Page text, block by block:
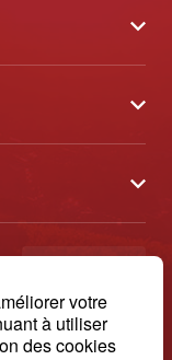
votre
à utiliser
des cookies